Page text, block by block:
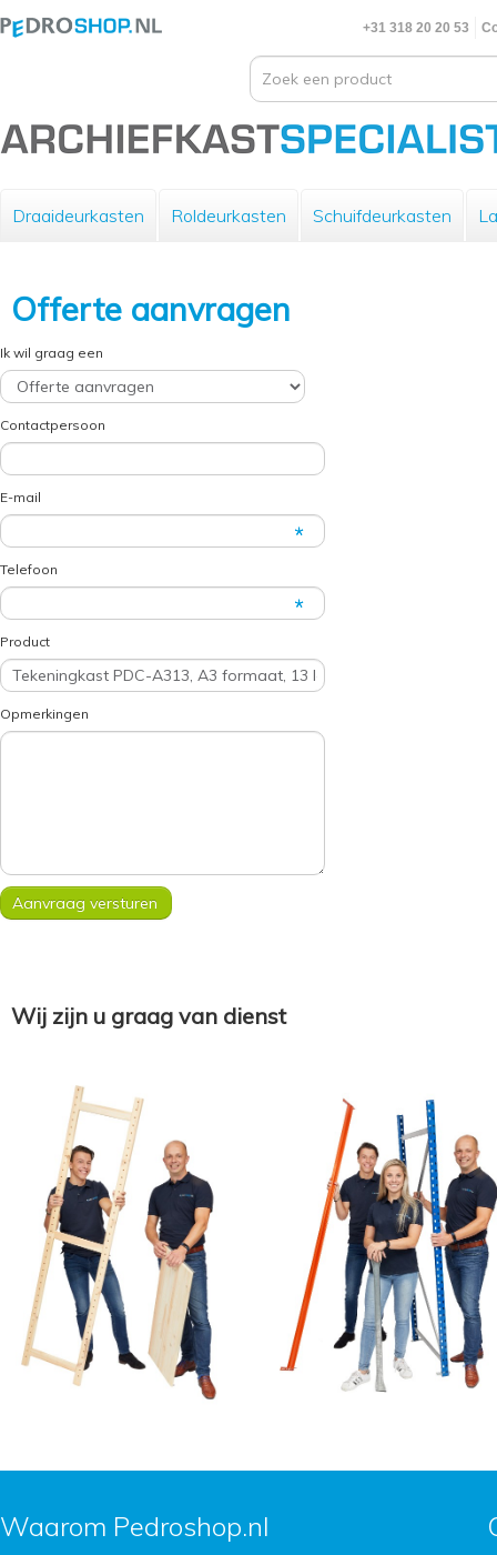
+31 318 20 20 53
Draaideurkasten Roldeurkasten Schuifdeurkasten
Offerte aanvragen
Ik wil graag een
Contactpersoon
E-mail
Telefoon
Product
Opmerkingen
Wij zijn u graag van dienst
Waarom Pedroshop.nl